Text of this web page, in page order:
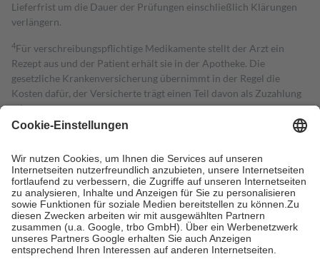
Lieferfrist um die Dauer der Prüfungen einschließlich Klärungen
verlängern.
4Für verschreibungspflichtige Medikamente stellt der Arzt ein
Rezept aus und der Patient erhält sie in der Apotheke. Die
gesetzliche Krankenversicherung übernimmt in der Regel die
Kosten dafür, der Versicherte trägt einen Teil davon als Zuzahlung
mit.
Grundsätzlich leisten Mitglieder Zuzahlungen in Höhe von zehn
höchstens zehn Euro.
Es sind jedoch nie mehr als die tatsächlichen
Kosten der Leistung zu entrichten.
Diese Regeln gelten grundsätzlich auch für Online-Apotheken.
Bei Heilmitteln und häuslicher Krankenpflege beträgt die
Zuzahlung zehn Prozent der Kosten sowie zehn Euro je
Verordnung.
Um das Engagement der Versicherten für ihre eigene Gesundheit zu
stärken und die besondere Stellung der Familie zu unterstützen,